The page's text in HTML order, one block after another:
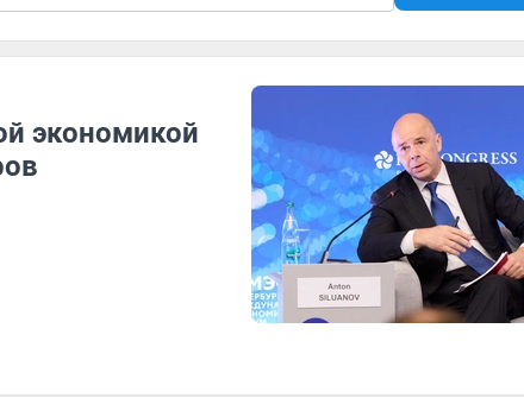
экономикой